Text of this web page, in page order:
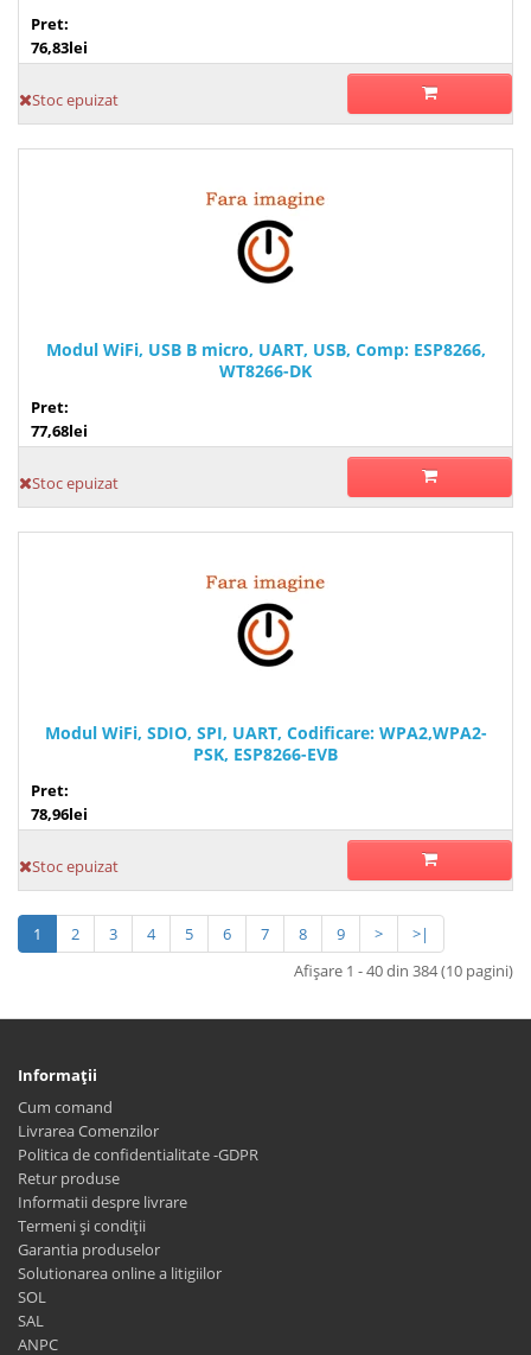
Pret:
76,83lei
Stoc epuizat
Modul WiFi, USB B micro, UART, USB, Comp: ESP8266,
WT8266-DK
Pret:
77,68lei
Stoc epuizat
Modul WiFi, SDIO, SPI, UART, Codificare: WPA2,WPA2-
PSK, ESP8266-EVB
Pret:
78,96lei
Stoc epuizat
1 2 3 4 5 6 7 8 9 >
>|
Afişare 1 - 40 din 384 (10 pagini)
Informaţii
Cum comand
Livrarea Comenzilor
Politica de confidentialitate -GDPR
Retur produse
Informatii despre livrare
Termeni și condiții
Garantia produselor
Solutionarea online a litigiilor
SOL
SAL
ANPC